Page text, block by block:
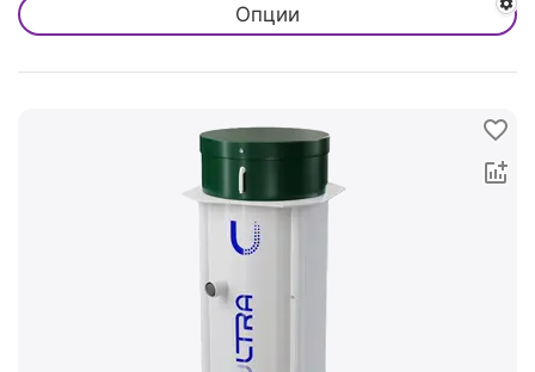
Опции